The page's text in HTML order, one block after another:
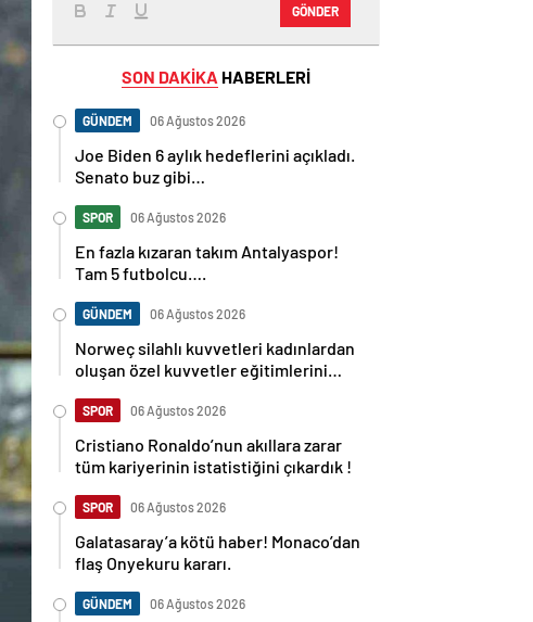
GÖNDER
SON DAKİKA HABERLERİ
GÜNDEM 06 Ağustos 2026
Joe Biden 6 aylık hedeflerini açıkladı.
Senato buz gibi…
SPOR 06 Ağustos 2026
En fazla kızaran takım Antalyaspor!
Tam 5 futbolcu….
GÜNDEM 06 Ağustos 2026
Norweç silahlı kuvvetleri kadınlardan
oluşan özel kuvvetler eğitimlerini
SPOR 06 Ağustos 2026
Cristiano Ronaldo’nun akıllara zarar
tüm kariyerinin istatistiğini çıkardık !
SPOR 06 Ağustos 2026
Galatasaray’a kötü haber! Monaco’dan
flaş Onyekuru kararı.
GÜNDEM 06 Ağustos 2026